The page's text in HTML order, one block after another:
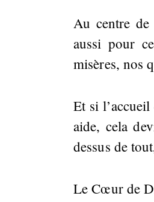
Au centre
aussi pour
misères, nos
Et si
aide, cela
dessus de
Le Cœur de